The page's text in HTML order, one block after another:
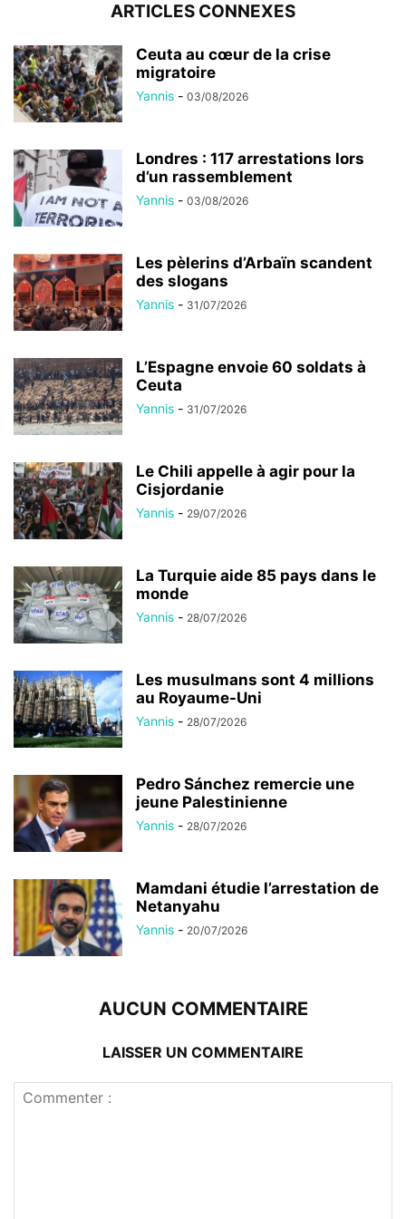
ARTICLES CONNEXES
Ceuta au cœur de la crise
migratoire
Yannis - 03/08/2026
Londres : 117 arrestations lors
d’un rassemblement
Yannis - 03/08/2026
Les pèlerins d’Arbaïn scandent
des slogans
Yannis - 31/07/2026
L’Espagne envoie 60 soldats à
Ceuta
Yannis - 31/07/2026
Le Chili appelle à agir pour la
Cisjordanie
Yannis - 29/07/2026
La Turquie aide 85 pays dans le
monde
Yannis - 28/07/2026
Les musulmans sont 4 millions
au Royaume-Uni
Yannis - 28/07/2026
Pedro Sánchez remercie une
jeune Palestinienne
Yannis - 28/07/2026
Mamdani étudie l’arrestation de
Netanyahu
Yannis - 20/07/2026
AUCUN COMMENTAIRE
LAISSER UN COMMENTAIRE